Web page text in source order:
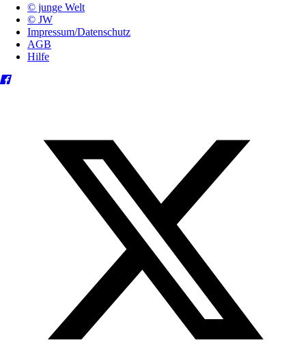
© junge Welt
© JW
Impressum/Datenschutz
AGB
Hilfe